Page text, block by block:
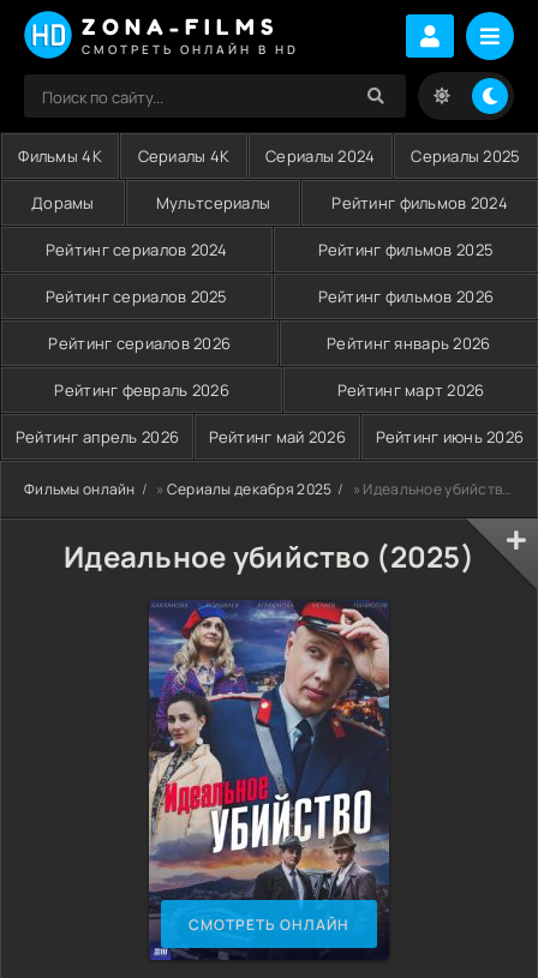
ZONA-FILMS
СМОТРЕТЬ ОНЛАЙН В HD
Фильмы 4K Сериалы 4K Сериалы 2024 Сериалы 2025
Дорамы Мультсериалы Рейтинг фильмов 2024
Рейтинг сериалов 2024 Рейтинг фильмов 2025
Рейтинг сериалов 2025 Рейтинг фильмов 2026
Рейтинг сериалов 2026 Рейтинг январь 2026
Рейтинг февраль 2026 Рейтинг март 2026
Рейтинг апрель 2026 Рейтинг май 2026 Рейтинг июнь 2026
Фильмы онлайн » Сериалы декабря 2025 » Идеальное убийство (2025)
Идеальное убийство (2025)
СМОТРЕТЬ ОНЛАЙН